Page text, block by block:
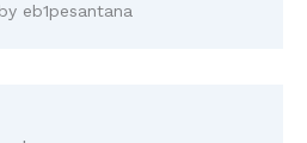
by eb1pesantana